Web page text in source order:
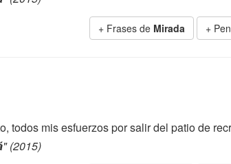
+ Frases de Mirada +
todos mis esfuerzos por salir del patio de
" (2015)